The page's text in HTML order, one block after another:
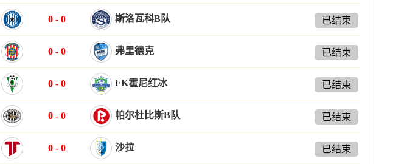
0 - 0 斯洛瓦科B队 已结束
0 - 0 弗里德克 已结束
0 - 0 FK霍尼红冰 已结束
0 - 0 帕尔杜比斯B队 已结束
0 - 0 沙拉 已结束